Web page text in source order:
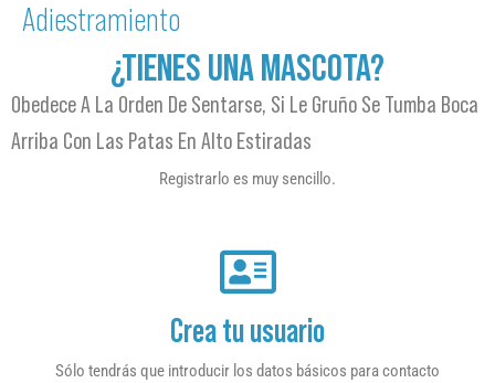
Adiestramiento
¿TIENES UNA MASCOTA?
Obedece A La Orden De Sentarse, Si Le Gruño Se Tumba Boca
Arriba Con Las Patas En Alto Estiradas
Registrarlo es muy sencillo.
Crea tu usuario
Sólo tendrás que introducir los datos básicos para contacto